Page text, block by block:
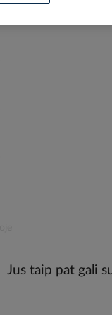
Jus taip pat gali